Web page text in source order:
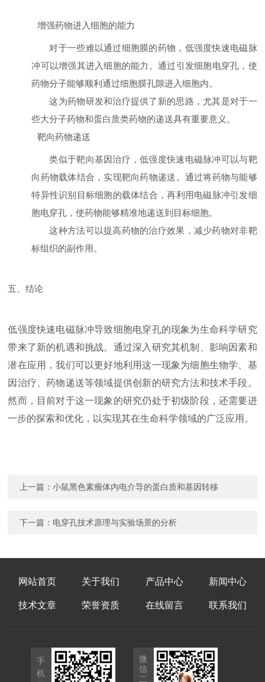
增强药物进入细胞的能力
对于一些难以通过细胞膜的药物，低强度快速电磁脉
冲可以增强其进入细胞的能力。通过引发细胞电穿孔，使
药物分子能够顺利通过细胞膜孔隙进入细胞内。
这为药物研发和治疗提供了新的思路，尤其是对于一
些大分子药物和蛋白质类药物的递送具有重要意义。
靶向药物递送
类似于靶向基因治疗，低强度快速电磁脉冲可以与靶
向药物载体结合，实现靶向药物递送。通过将药物与能够
特异性识别目标细胞的载体结合，再利用电磁脉冲引发细
胞电穿孔，使药物能够精准地递送到目标细胞。
这种方法可以提高药物的治疗效果，减少药物对非靶
标组织的副作用。
五、结论
低强度快速电磁脉冲导致细胞电穿孔的现象为生命科学研究
带来了新的机遇和挑战。通过深入研究其机制、影响因素和
潜在应用，我们可以更好地利用这一现象为细胞生物学、基
因治疗、药物递送等领域提供创新的研究方法和技术手段。
然而，目前对于这一现象的研究仍处于初级阶段，还需要进
一步的探索和优化，以实现其在生命科学领域的广泛应用。
上一篇：小鼠黑色素瘤体内电介导的蛋白质和基因转移
下一篇： 电穿孔技术原理与实验场景的分析
网站首页 关于我们 产品中心 新闻中心
技术文章 荣誉资质 在线留言 联系我们
手
机
微
信
二